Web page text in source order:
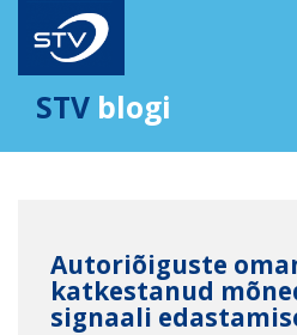
STV blogi
Autoriõiguste
katkestanud
signaali